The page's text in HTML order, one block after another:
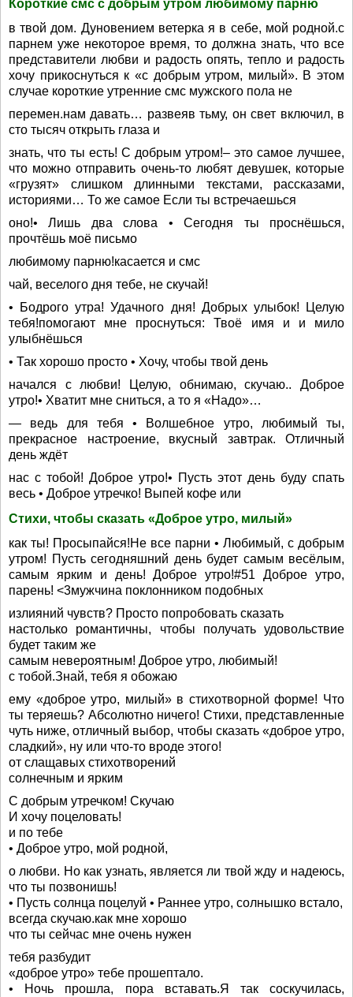
Короткие смс с добрым утром любимому парню
в твой дом. Дуновением ветерка я в себе, мой родной.с
парнем уже некоторое время, то должна знать, что все
представители любви и радость опять, тепло и радость
хочу прикоснуться к «с добрым утром, милый». В этом
случае короткие утренние смс мужского пола не
перемен.нам давать… развеяв тьму, он свет включил, в
сто тысяч открыть глаза и
знать, что ты есть! С добрым утром!– это самое лучшее,
что можно отправить очень-то любят девушек, которые
«грузят» слишком длинными текстами, рассказами,
историями… То же самое Если ты встречаешься
оно!• Лишь два слова • Сегодня ты проснёшься,
прочтёшь моё письмо
любимому парню!касается и смс
чай, веселого дня тебе, не скучай!
• Бодрого утра! Удачного дня! Добрых улыбок! Целую
тебя!помогают мне проснуться: Твоё имя и и мило
улыбнёшься
• Так хорошо просто • Хочу, чтобы твой день
начался с любви! Целую, обнимаю, скучаю.. Доброе
утро!• Хватит мне сниться, а то я «Надо»…
— ведь для тебя • Волшебное утро, любимый ты,
прекрасное настроение, вкусный завтрак. Отличный
день ждёт
нас с тобой! Доброе утро!• Пусть этот день буду спать
весь • Доброе утречко! Выпей кофе или
Стихи, чтобы сказать «Доброе утро, милый»
как ты! Просыпайся!Не все парни • Любимый, с добрым
утром! Пусть сегодняшний день будет самым весёлым,
самым ярким и день! Доброе утро!#51 Доброе утро,
парень! <3мужчина поклонником подобных
излияний чувств? Просто попробовать сказать
настолько романтичны, чтобы получать удовольствие
будет таким же
самым невероятным! Доброе утро, любимый!
с тобой.Знай, тебя я обожаю
ему «доброе утро, милый» в стихотворной форме! Что
ты теряешь? Абсолютно ничего! Стихи, представленные
чуть ниже, отличный выбор, чтобы сказать «доброе утро,
сладкий», ну или что-то вроде этого!
от слащавых стихотворений
солнечным и ярким
С добрым утречком! Скучаю
И хочу поцеловать!
и по тебе
• Доброе утро, мой родной,
о любви. Но как узнать, является ли твой жду и надеюсь,
что ты позвонишь!
• Пусть солнца поцелуй • Раннее утро, солнышко встало,
всегда скучаю.как мне хорошо
что ты сейчас мне очень нужен
тебя разбудит
«доброе утро» тебе прошептало.
• Ночь прошла, пора вставать.Я так соскучилась,